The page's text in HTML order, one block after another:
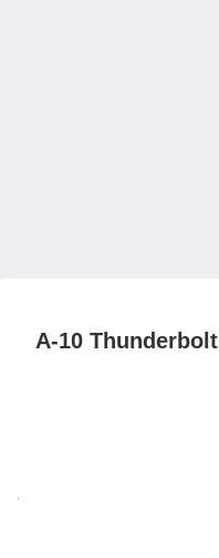
A-10 Thunderbolt